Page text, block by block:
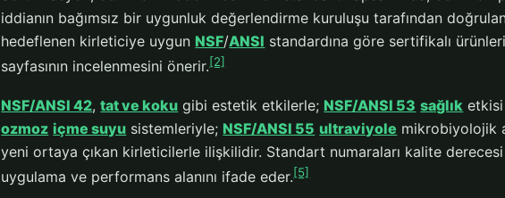
iddianın bağımsız bir uygunluk değerlendirme kuruluşu tarafından
hedeflenen kirleticiye uygun NSF/ANSI standardına göre sertifikalı
sayfasının incelenmesini önerir.[2]
NSF/ANSI 42,tat ve koku gibi estetik etkilerle; NSF/ANSI 53 sağlık
ozmoz içme suyu sistemleriyle; NSF/ANSI 55 ultraviyole mikrobiyolojik
yeni ortaya çıkan kirleticilerle ilişkilidir. Standart numaraları kalite
uygulama ve performans alanını ifade eder.[5]